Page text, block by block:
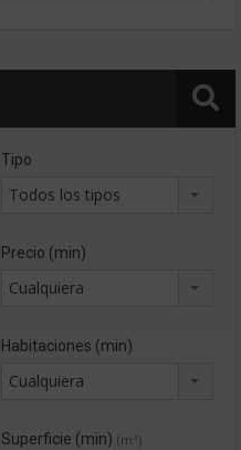
Tipo
Todos los tipos
Precio (min)
Cualquiera
Habitaciones (min)
Cualquiera
Superficie (min) (m²)